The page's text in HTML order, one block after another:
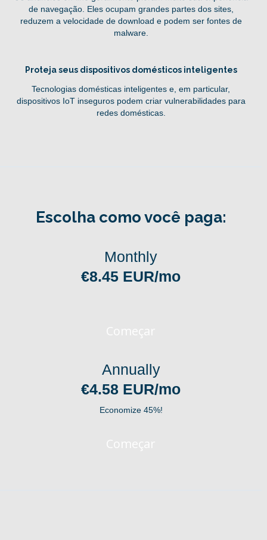
de navegação. Eles ocupam grandes partes dos sites,
reduzem a velocidade de download e podem ser fontes de
malware.
Proteja seus dispositivos domésticos inteligentes
Tecnologias domésticas inteligentes e, em particular,
dispositivos IoT inseguros podem criar vulnerabilidades para
redes domésticas.
Escolha como você paga:
Monthly
€8.45 EUR/mo
Começar
Annually
€4.58 EUR/mo
Economize 45%!
Começar